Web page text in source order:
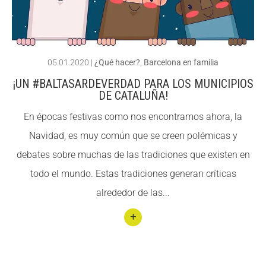
05.01.2020 | ¿Qué hacer? Barcelona en familia
¡UN #BALTASARDEVERDAD PARA LOS MUNICIPIOS
DE CATALUÑA!
En épocas festivas como nos encontramos ahora, la
Navidad, es muy común que se creen polémicas y
debates sobre muchas de las tradiciones que existen en
todo el mundo. Estas tradiciones generan críticas
alrededor de las...
ACCIÓ SOCIAL I JOVES
ESPLAIS
SUPORT TERCER SECTOR
ACCIÓ SOCIAL I JOVES
ESPLAIS
SUPORT TERCER SECTOR